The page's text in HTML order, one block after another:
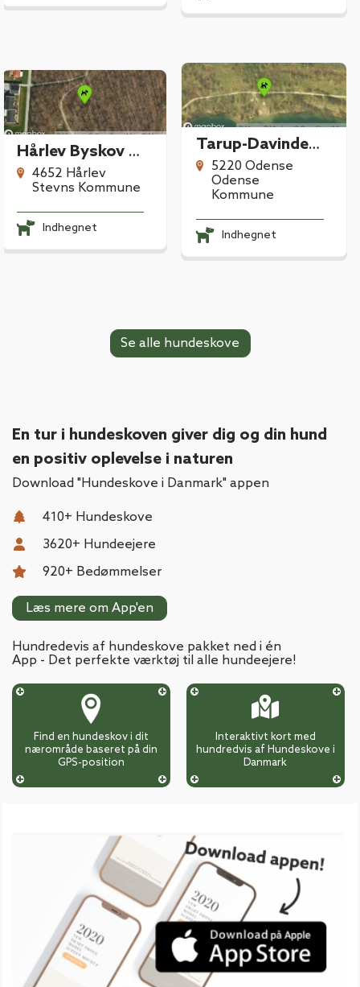
Hårlev Byskov Hundeskov
4652 Hårlev
Stevns Kommune
Indhegnet
Tarup-Davinde Hundeskov
5220 Odense
Odense
Kommune
Indhegnet
Se alle hundeskove
En tur i hundeskoven giver dig og din hund
en positiv oplevelse i naturen
Download "Hundeskove i Danmark" appen
410+ Hundeskove
3620+ Hundeejere
920+ Bedømmelser
Læs mere om App'en
Hundredevis af hundeskove pakket ned i én
App - Det perfekte værktøj til alle hundeejere!
Find en hundeskov i dit
nærområde baseret på din
GPS-position
Interaktivt kort med
hundredvis af Hundeskove i
Danmark